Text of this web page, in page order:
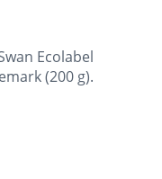
Ecolabel
(200 g).